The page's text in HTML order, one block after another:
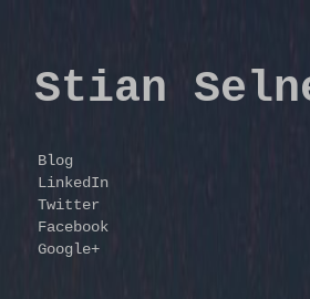
Stian
Blog
LinkedIn
Twitter
Facebook
Google+